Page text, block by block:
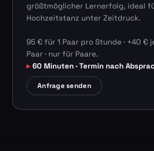
größtmöglicher Lernerfolg, ideal
Hochzeitstanz unter Zeitdruck.
95 € für 1 Paar pro Stunde · +40 €
Paar · nur für Paare.
60 Minuten · Termin nach
Anfrage senden